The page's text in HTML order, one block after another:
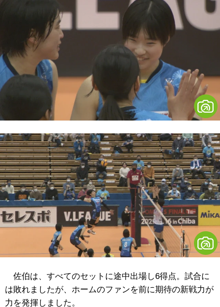
佐伯は、すべてのセットに途中出場し6得点。試合に
は敗れましたが、ホームのファンを前に期待の新戦力が
力を発揮しました。